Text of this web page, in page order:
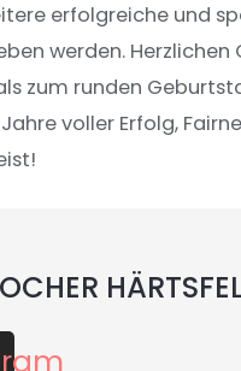
erfolgreiche und
werden. Herzlichen
zum runden
voller Erfolg,